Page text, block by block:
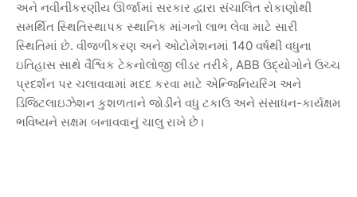
અને નવીનીકરણીય ઊર્જામાં સરકાર દ્વારા સંચાલિત રોકાણોથી
સમર્થિત સ્થિતિસ્થાપક સ્થાનિક માંગનો લાભ લેવા માટે સારી
સ્થિતિમાં છે. વીજળીકરણ અને ઓટોમેશનમાં 140 વર્ષથી વધુના
ઇતિહાસ સાથે વૈશ્વિક ટેકનોલોજી લીડર તરીકે, ABB ઉદ્યોગોને ઉચ્ચ
પ્રદર્શન પર ચલાવવામાં મદદ કરવા માટે એન્જિનિયરિંગ અને
ડિજિટલાઇઝેશન કુશળતાને જોડીને વધુ ટકાઉ અને સંસાધન-કાર્યક્ષમ
ભવિષ્યને સક્ષમ બનાવવાનું ચાલુ રાખે છે।